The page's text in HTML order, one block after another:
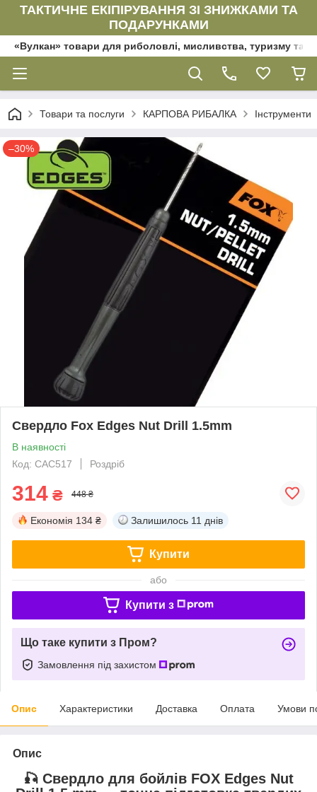
ТАКТИЧНЕ ЕКІПІРУВАННЯ ЗІ ЗНИЖКАМИ ТА
ПОДАРУНКАМИ
«Вулкан» товари для риболовлі, мисливства, туризму та
Товари та послуги КАРПОВА РИБАЛКА Інструменти
–30%
Свердло Fox Edges Nut Drill 1.5mm
В наявності
Код: CAC517
Роздріб
314 ₴ 448 ₴
Економія 134 ₴ Залишилось 11 днів
Купити
або
Купити з
Що таке купити з Пром?
Замовлення під захистом
Опис Характеристики Доставка Оплата Умови
Опис
🎣 Свердло для бойлів FOX Edges Nut